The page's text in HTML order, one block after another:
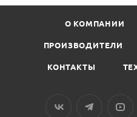
О КОМПАНИИ
ПРОИЗВОДИТЕЛИ
КОНТАКТЫ